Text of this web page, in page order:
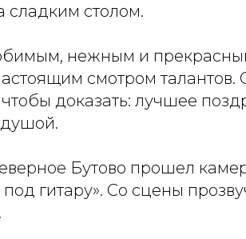
сладким столом.
нежным и
смотром
доказать: лучшее
душой.
Бутово прошел
гитару». Со сцены